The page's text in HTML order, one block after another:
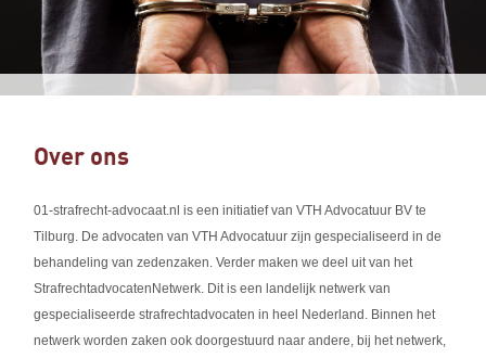
Over ons
01-strafrecht-advocaat.nl is een initiatief van VTH Advocatuur BV te
Tilburg. De advocaten van VTH Advocatuur zijn gespecialiseerd in de
behandeling van zedenzaken. Verder maken we deel uit van het
StrafrechtadvocatenNetwerk. Dit is een landelijk netwerk van
gespecialiseerde strafrechtadvocaten in heel Nederland. Binnen het
netwerk worden zaken ook doorgestuurd naar andere, bij het netwerk,